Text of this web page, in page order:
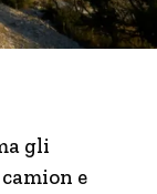
gli
e